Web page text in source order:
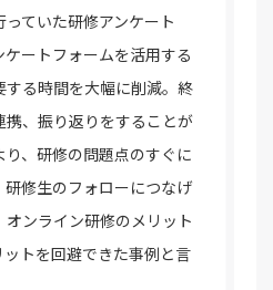
ていた研修アンケート
ートフォームを活用する
する時間を大幅に削減。終
、振り返りをすることが
、研修の問題点のすぐに
研修生のフォローにつなげ
ンライン研修のメリット
トを回避できた事例と言